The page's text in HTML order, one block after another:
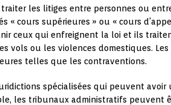
les litiges entre personnes ou
cours supérieures » ou « cours
ceux qui enfreignent la loi et ils
vols ou les violences domestiques.
telles que les contraventions.
spécialisées qui peuvent avoir
les tribunaux administratifs peuvent